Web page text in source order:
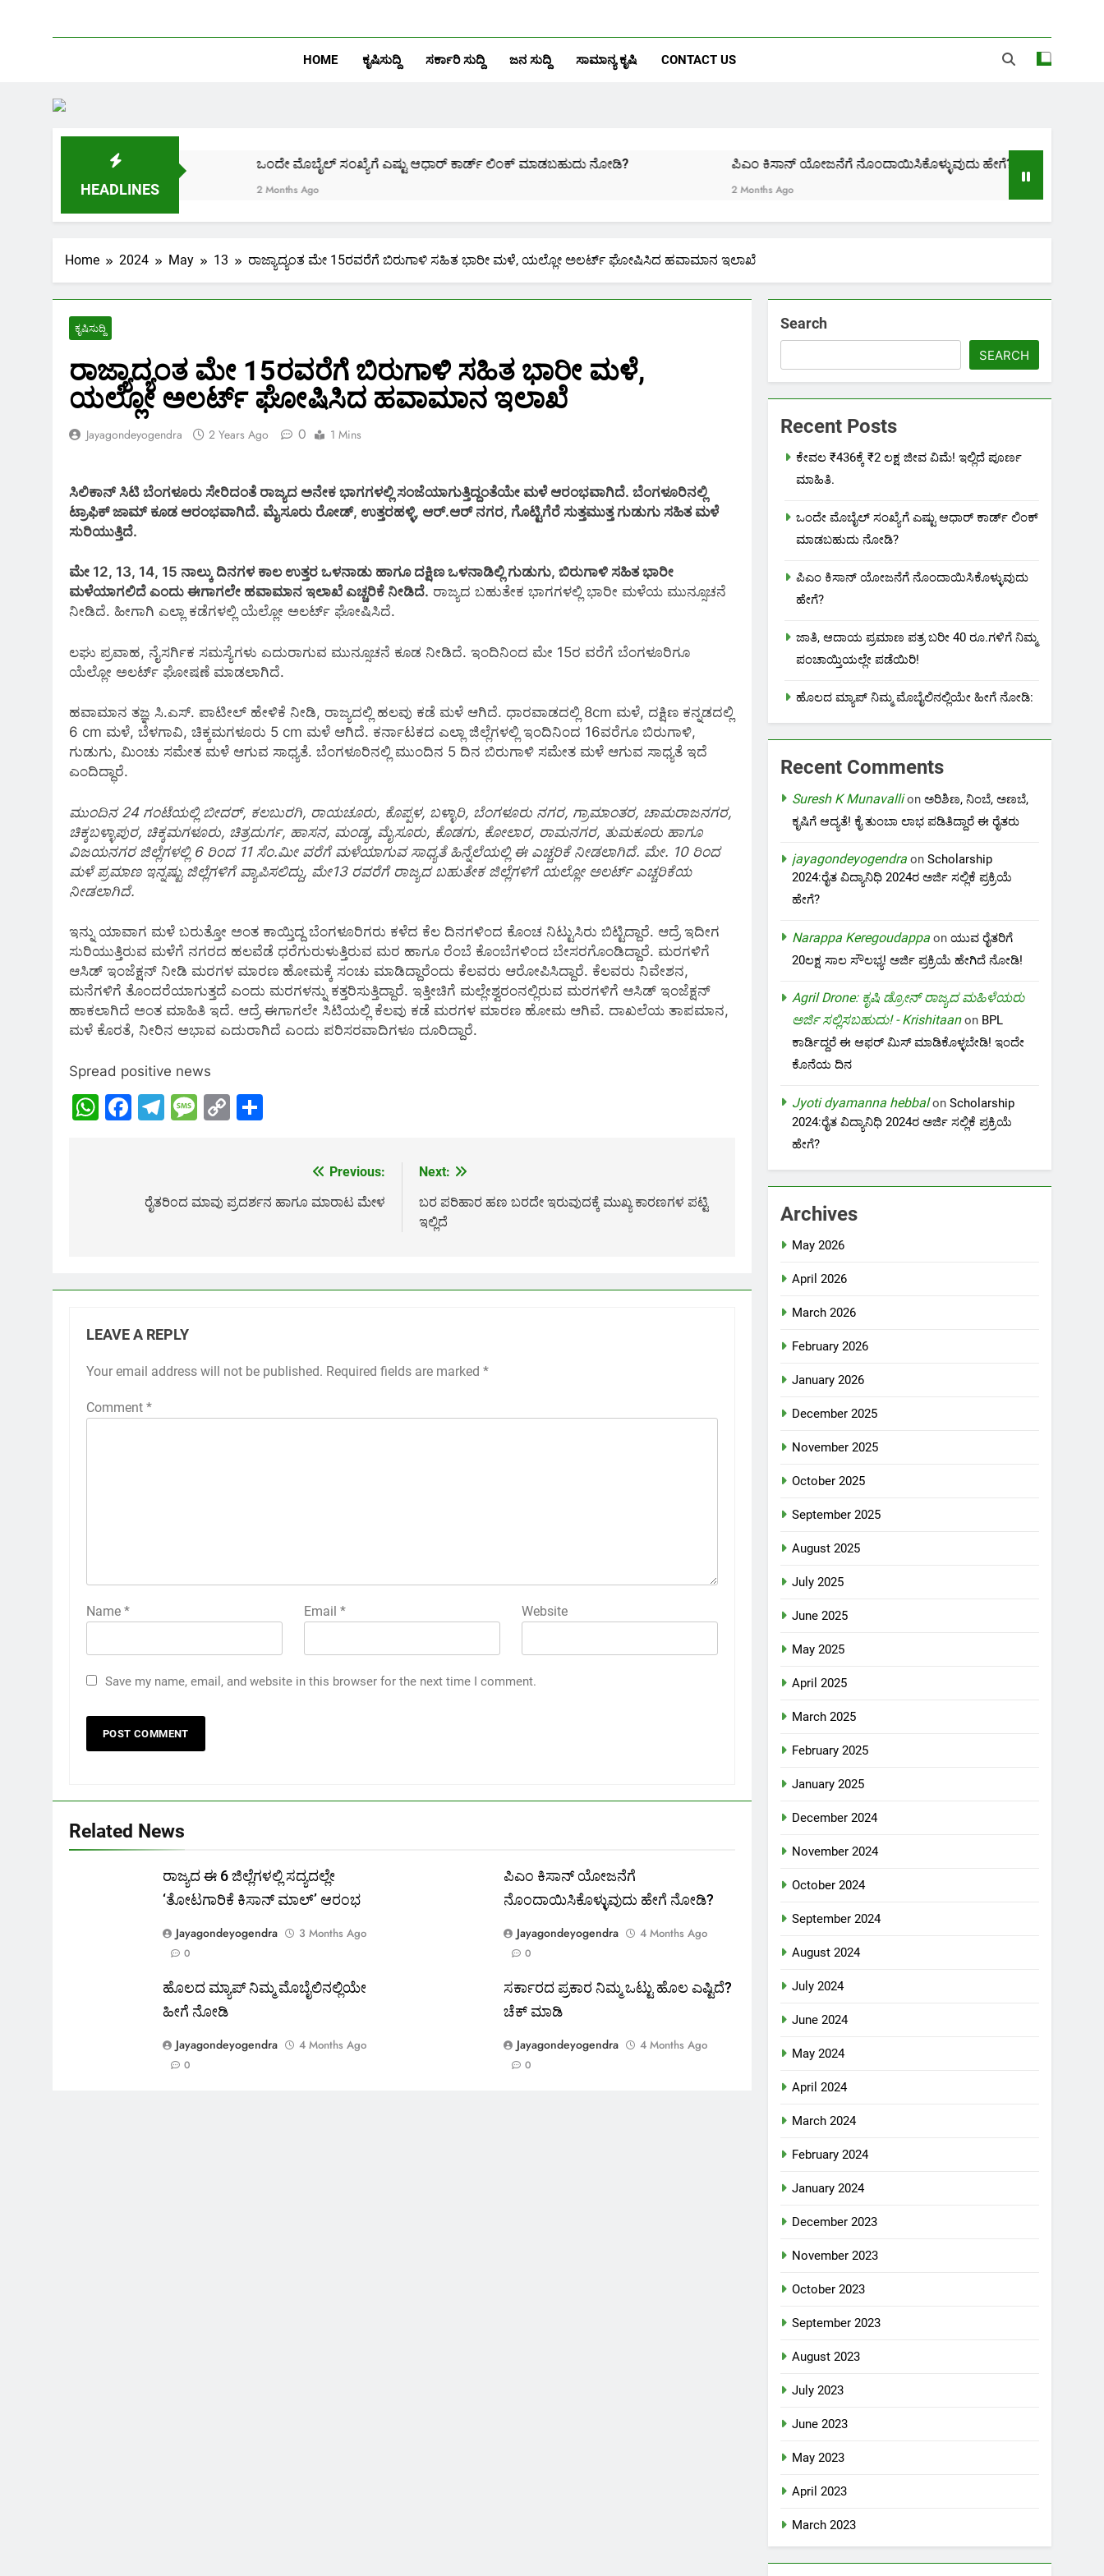
HOME ಕೃಷಿಸುದ್ದಿ ಸರ್ಕಾರಿ ಸುದ್ದಿ ಜನ ಸುದ್ದಿ ಸಾಮಾನ್ಯ ಕೃಷಿ CONTACT US
HEADLINES
ಒಂದೇ ಮೊಬೈಲ್ ಸಂಖ್ಯೆಗೆ ಎಷ್ಟು ಆಧಾರ್ ಕಾರ್ಡ್ ಲಿಂಕ್ ಮಾಡಬಹುದು ನೋಡಿ? ಪಿಎಂ ಕಿಸಾನ್ ಯೋಜನೆಗೆ ನೊಂದಾಯಿಸಿಕೊಳ್ಳುವುದು ಹೇಗೆ?
Home 2024 May 13 ರಾಜ್ಯಾದ್ಯಂತ ಮೇ 15ರವರೆಗೆ ಬಿರುಗಾಳಿ ಸಹಿತ ಭಾರೀ ಮಳೆ, ಯಲ್ಲೋ ಅಲರ್ಟ್ ಘೋಷಿಸಿದ ಹವಾಮಾನ ಇಲಾಖೆ
ಕೃಷಿಸುದ್ದಿ
ರಾಜ್ಯಾದ್ಯಂತ ಮೇ 15ರವರೆಗೆ ಬಿರುಗಾಳಿ ಸಹಿತ ಭಾರೀ ಮಳೆ,
ಯಲ್ಲೋ ಅಲರ್ಟ್ ಘೋಷಿಸಿದ ಹವಾಮಾನ ಇಲಾಖೆ
Jayagondeyogendra 2 Years Ago 0 1 Mins
ಸಿಲಿಕಾನ್ ಸಿಟಿ ಬೆಂಗಳೂರು ಸೇರಿದಂತೆ ರಾಜ್ಯದ ಅನೇಕ ಭಾಗಗಳಲ್ಲಿ ಸಂಜೆಯಾಗುತ್ತಿದ್ದಂತೆಯೇ ಮಳೆ ಆರಂಭವಾಗಿದೆ. ಬೆಂಗಳೂರಿನಲ್ಲಿ
ಟ್ರಾಫಿಕ್ ಜಾಮ್ ಕೂಡ ಆರಂಭವಾಗಿದೆ. ಮೈಸೂರು ರೋಡ್, ಉತ್ತರಹಳ್ಳಿ, ಆರ್.ಆರ್ ನಗರ, ಗೊಟ್ಟಿಗೆರೆ ಸುತ್ತಮುತ್ತ ಗುಡುಗು ಸಹಿತ ಮಳೆ
ಸುರಿಯುತ್ತಿದೆ.
ಮೇ 12, 13, 14, 15 ನಾಲ್ಕು ದಿನಗಳ ಕಾಲ ಉತ್ತರ ಒಳನಾಡು ಹಾಗೂ ದಕ್ಷಿಣ ಒಳನಾಡಿಲ್ಲಿ ಗುಡುಗು, ಬಿರುಗಾಳಿ ಸಹಿತ ಭಾರೀ
ಮಳೆಯಾಗಲಿದೆ ಎಂದು ಈಗಾಗಲೇ ಹವಾಮಾನ ಇಲಾಖೆ ಎಚ್ಚರಿಕೆ ನೀಡಿದೆ. ರಾಜ್ಯದ ಬಹುತೇಕ ಭಾಗಗಳಲ್ಲಿ ಭಾರೀ ಮಳೆಯ ಮುನ್ಸೂಚನೆ
ನೀಡಿದೆ. ಹೀಗಾಗಿ ಎಲ್ಲಾ ಕಡೆಗಳಲ್ಲಿ ಯೆಲ್ಲೋ ಅಲರ್ಟ್ ಘೋಷಿಸಿದೆ.
ಲಘು ಪ್ರವಾಹ, ನೈಸರ್ಗಿಕ ಸಮಸ್ಯೆಗಳು ಎದುರಾಗುವ ಮುನ್ಸೂಚನೆ ಕೂಡ ನೀಡಿದೆ. ಇಂದಿನಿಂದ ಮೇ‌ 15ರ ವರೆಗೆ ಬೆಂಗಳೂರಿಗೂ
ಯೆಲ್ಲೋ ಅಲರ್ಟ್ ಘೋಷಣೆ ಮಾಡಲಾಗಿದೆ.
ಹವಾಮಾನ ತಜ್ಞ ಸಿ.ಎಸ್. ಪಾಟೀಲ್ ಹೇಳಿಕೆ ನೀಡಿ, ರಾಜ್ಯದಲ್ಲಿ ಹಲವು ಕಡೆ ಮಳೆ ಆಗಿದೆ. ಧಾರವಾಡದಲ್ಲಿ 8cm ಮಳೆ, ದಕ್ಷಿಣ ಕನ್ನಡದಲ್ಲಿ
6 cm ಮಳೆ, ಬೆಳಗಾವಿ, ಚಿಕ್ಕಮಗಳೂರು 5 cm ಮಳೆ ಆಗಿದೆ. ಕರ್ನಾಟಕದ ಎಲ್ಲಾ ಜಿಲ್ಲೆಗಳಲ್ಲಿ ಇಂದಿನಿಂದ 16ವರೆಗೂ ಬಿರುಗಾಳಿ,
ಗುಡುಗು, ಮಿಂಚು ಸಮೇತ ಮಳೆ ಆಗುವ ಸಾಧ್ಯತೆ. ಬೆಂಗಳೂರಿನಲ್ಲಿ ಮುಂದಿನ 5 ದಿನ ಬಿರುಗಾಳಿ ಸಮೇತ ಮಳೆ ಆಗುವ ಸಾಧ್ಯತೆ ಇದೆ
ಎಂದಿದ್ಧಾರೆ.
ಮುಂದಿನ 24 ಗಂಟೆಯಲ್ಲಿ ಬೀದರ್, ಕಲಬುರಗಿ, ರಾಯಚೂರು, ಕೊಪ್ಪಳ, ಬಳ್ಳಾರಿ, ಬೆಂಗಳೂರು ನಗರ, ಗ್ರಾಮಾಂತರ, ಚಾಮರಾಜನಗರ,
ಚಿಕ್ಕಬಳ್ಳಾಪುರ, ಚಿಕ್ಕಮಗಳೂರು, ಚಿತ್ರದುರ್ಗ, ಹಾಸನ, ಮಂಡ್ಯ, ಮೈಸೂರು, ಕೊಡಗು, ಕೋಲಾರ, ರಾಮನಗರ, ತುಮಕೂರು ಹಾಗೂ
ವಿಜಯನಗರ ಜಿಲ್ಲೆಗಳಲ್ಲಿ 6 ರಿಂದ 11 ಸೆಂ.ಮೀ ವರೆಗೆ ಮಳೆಯಾಗುವ ಸಾಧ್ಯತೆ ಹಿನ್ನೆಲೆಯಲ್ಲಿ ಈ ಎಚ್ಚರಿಕೆ ನೀಡಲಾಗಿದೆ. ಮೇ. 10 ರಿಂದ
ಮಳೆ ಪ್ರಮಾಣ ಇನ್ನಷ್ಟು ಜಿಲ್ಲೆಗಳಿಗೆ ವ್ಯಾಪಿಸಲಿದ್ದು, ಮೇ13 ರವರೆಗೆ ರಾಜ್ಯದ ಬಹುತೇಕ ಜಿಲ್ಲೆಗಳಿಗೆ ಯಲ್ಲೋ ಅಲರ್ಟ್ ಎಚ್ಚರಿಕೆಯ
ನೀಡಲಾಗಿದೆ.
ಇನ್ನು ಯಾವಾಗ ಮಳೆ ಬರುತ್ತೋ ಅಂತ ಕಾಯ್ತಿದ್ದ ಬೆಂಗಳೂರಿಗರು ಕಳೆದ ಕೆಲ ದಿನಗಳಿಂದ ಕೊಂಚ ನಿಟ್ಟುಸಿರು ಬಿಟ್ಟಿದ್ದಾರೆ. ಆದ್ರೆ ಇದೀಗ
ಸುರಿಯುತ್ತಿರುವ ಮಳೆಗೆ ನಗರದ ಹಲವೆಡೆ ಧರೆಗುರುಳುತ್ತಿರುವ ಮರ ಹಾಗೂ ರೆಂಬೆ ಕೊಂಬೆಗಳಿಂದ ಬೇಸರಗೊಂಡಿದ್ದಾರೆ. ಮರಗಳಿಗೆ
ಆಸಿಡ್ ಇಂಜೆಕ್ಷನ್ ನೀಡಿ ಮರಗಳ ಮಾರಣ ಹೋಮಕ್ಕೆ ಸಂಚು ಮಾಡಿದ್ದಾರೆಂದು ಕೆಲವರು ಆರೋಪಿಸಿದ್ದಾರೆ. ಕೆಲವರು ನಿವೇಶನ,
ಮನೆಗಳಿಗೆ ತೊಂದರೆಯಾಗುತ್ತದೆ ಎಂದು ಮರಗಳನ್ನು ಕತ್ತರಿಸುತ್ತಿದ್ದಾರೆ. ಇತ್ತೀಚಿಗೆ ಮಲ್ಲೇಶ್ವರಂನಲ್ಲಿರುವ ಮರಗಳಿಗೆ ಆಸಿಡ್ ಇಂಜೆಕ್ಷನ್
ಹಾಕಲಾಗಿದೆ ಅಂತ ಮಾಹಿತಿ ಇದೆ. ಆದ್ರೆ ಈಗಾಗಲೇ ಸಿಟಿಯಲ್ಲಿ ಕೆಲವು ಕಡೆ ಮರಗಳ ಮಾರಣ ಹೋಮ ಆಗಿವೆ. ದಾಖಲೆಯ ತಾಪಮಾನ,
ಮಳೆ ಕೊರತೆ, ನೀರಿನ ಅಭಾವ ಎದುರಾಗಿದೆ ಎಂದು ಪರಿಸರವಾದಿಗಳೂ ದೂರಿದ್ದಾರೆ.
Spread positive news
WhatsApp
Facebook
Telegram
Message
Copy
navigation
Previous:
ರೈತರಿಂದ ಮಾವು ಪ್ರದರ್ಶನ ಹಾಗೂ ಮಾರಾಟ ಮೇಳ
Next:
ಬರ ಪರಿಹಾರ ಹಣ ಬರದೇ ಇರುವುದಕ್ಕೆ ಮುಖ್ಯ ಕಾರಣಗಳ ಪಟ್ಟಿ
ಇಲ್ಲಿದೆ
LEAVE A REPLY
Your email address will not be published. Required fields are marked *
Comment *
Name * Email* Website
Save my name, email, and website in this browser for the next time I comment.
Related News
ರಾಜ್ಯದ ಈ 6 ಜಿಲ್ಲೆಗಳಲ್ಲಿ ಸದ್ಯದಲ್ಲೇ
‘ತೋಟಗಾರಿಕೆ ಕಿಸಾನ್ ಮಾಲ್‌’ ಆರಂಭ
Jayagondeyogendra
3 Months Ago
0
ಪಿಎಂ ಕಿಸಾನ್ ಯೋಜನೆಗೆ
ನೊಂದಾಯಿಸಿಕೊಳ್ಳುವುದು ಹೇಗೆ ನೋಡಿ?
Jayagondeyogendra
4 Months Ago
0
ಹೊಲದ ಮ್ಯಾಪ್ ನಿಮ್ಮ ಮೊಬೈಲಿನಲ್ಲಿಯೇ
ಹೀಗೆ ನೋಡಿ
Jayagondeyogendra
4 Months Ago
0
ಸರ್ಕಾರದ ಪ್ರಕಾರ ನಿಮ್ಮ ಒಟ್ಟು ಹೊಲ ಎಷ್ಟಿದೆ?
ಚೆಕ್ ಮಾಡಿ
Jayagondeyogendra
4 Months Ago
0
Search
SEARCH
Recent Posts
ಕೇವಲ ₹436ಕ್ಕೆ ₹2 ಲಕ್ಷ ಜೀವ ವಿಮೆ! ಇಲ್ಲಿದೆ ಪೂರ್ಣ
ಮಾಹಿತಿ.
ಒಂದೇ ಮೊಬೈಲ್ ಸಂಖ್ಯೆಗೆ ಎಷ್ಟು ಆಧಾರ್ ಕಾರ್ಡ್ ಲಿಂಕ್
ಮಾಡಬಹುದು ನೋಡಿ?
ಪಿಎಂ ಕಿಸಾನ್ ಯೋಜನೆಗೆ ನೊಂದಾಯಿಸಿಕೊಳ್ಳುವುದು
ಹೇಗೆ?
ಜಾತಿ, ಆದಾಯ ಪ್ರಮಾಣ ಪತ್ರ ಬರೀ 40 ರೂ.ಗಳಿಗೆ ನಿಮ್ಮ
ಪಂಚಾಯ್ತಿಯಲ್ಲೇ ಪಡೆಯಿರಿ!
ಹೊಲದ ಮ್ಯಾಪ್ ನಿಮ್ಮ ಮೊಬೈಲಿನಲ್ಲಿಯೇ ಹೀಗೆ ನೋಡಿ:
Recent Comments
Suresh K Munavallionಅರಿಶಿಣ, ನಿಂಬೆ, ಅಣಬೆ,
ಕೃಷಿಗೆ ಆದ್ಯತೆ! ಕೈ ತುಂಬಾ ಲಾಭ ಪಡಿತಿದ್ದಾರೆ ಈ ರೈತರು
jayagondeyogendra onScholarship
2024:ರೈತ ವಿದ್ಯಾನಿಧಿ 2024ರ ಅರ್ಜಿ ಸಲ್ಲಿಕೆ ಪ್ರಕ್ರಿಯೆ
ಹೇಗೆ?
Narappa Keregoudappa onಯುವ ರೈತರಿಗೆ
20ಲಕ್ಷ ಸಾಲ ಸೌಲಭ್ಯ! ಅರ್ಜಿ ಪ್ರಕ್ರಿಯೆ ಹೇಗಿದೆ ನೋಡಿ!
Agril Drone: ಕೃಷಿ ಡ್ರೋನ್ ರಾಜ್ಯದ ಮಹಿಳೆಯರು
ಅರ್ಜಿ ಸಲ್ಲಿಸಬಹುದು! - Krishitaanon BPL
ಕಾರ್ಡಿದ್ದರೆ ಈ ಆಫರ್ ಮಿಸ್ ಮಾಡಿಕೊಳ್ಳಬೇಡಿ! ಇಂದೇ
ಕೊನೆಯ ದಿನ
Jyoti dyamanna hebbalonScholarship
2024:ರೈತ ವಿದ್ಯಾನಿಧಿ 2024ರ ಅರ್ಜಿ ಸಲ್ಲಿಕೆ ಪ್ರಕ್ರಿಯೆ
ಹೇಗೆ?
Archives
May 2026
April 2026
March 2026
February 2026
January 2026
December 2025
November 2025
October 2025
September 2025
August 2025
July 2025
June 2025
May 2025
April 2025
March 2025
February 2025
January 2025
December 2024
November 2024
October 2024
September 2024
August 2024
July 2024
June 2024
May 2024
April 2024
March 2024
February 2024
January 2024
December 2023
November 2023
October 2023
September 2023
August 2023
July 2023
June 2023
May 2023
April 2023
March 2023